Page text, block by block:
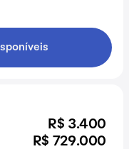
R$ 3.400
R$ 729.000